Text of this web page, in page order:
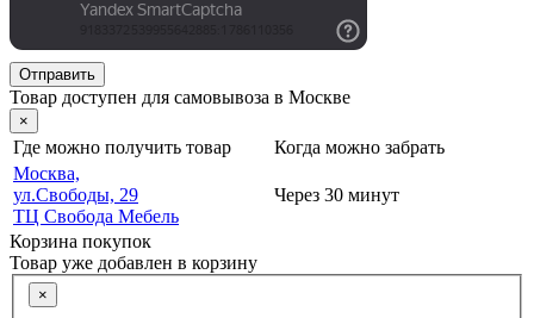
Отправить
Товар доступен для самовывоза в Москве
×
Где можно получить товар
Когда можно забрать
Москва,
ул.Свободы, 29
ТЦ Свобода Мебель
Через 30 минут
Корзина покупок
Товар уже добавлен в корзину
×